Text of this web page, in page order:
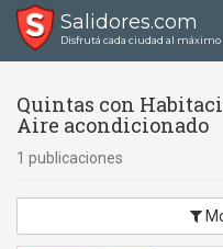
Salidores.com
Disfrutá cada ciudad al máximo
Quintas con
Aire acondicionado
1 publicaciones